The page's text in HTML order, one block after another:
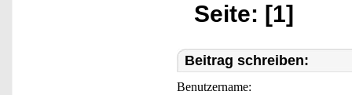
Seite: [1]
Beitrag schreiben:
Benutzername: